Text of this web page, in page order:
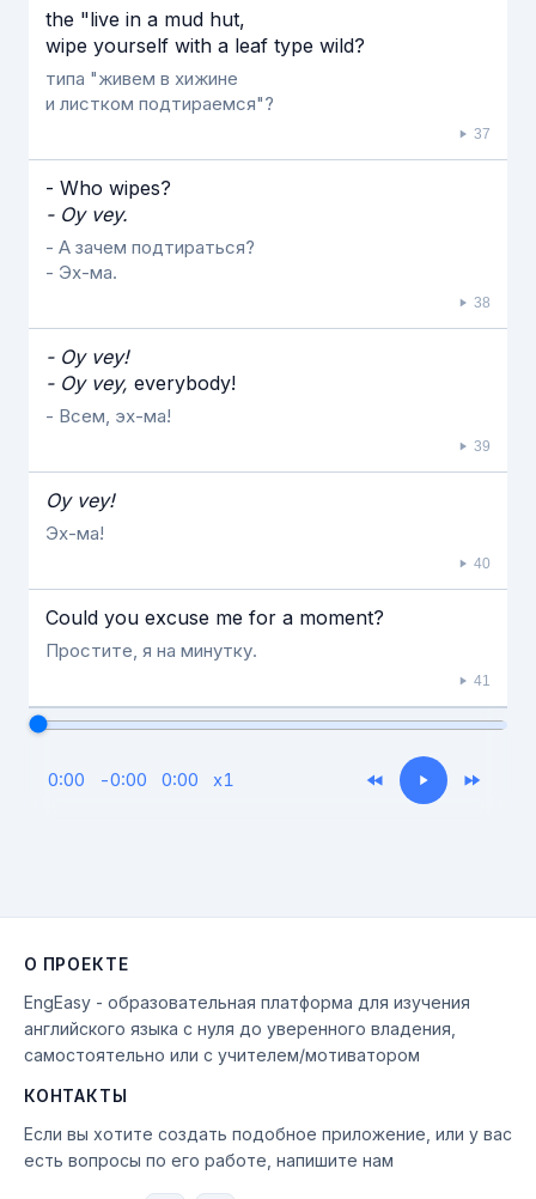
the "live in a mud hut,
wipe yourself with a leaf type wild?
типа "живем в хижине
и листком подтираемся"?
37
- Who wipes?
- Oy vey.
- А зачем подтираться?
- Эх-ма.
38
- Oy vey!
- Oy vey, everybody!
- Всем, эх-ма!
39
Oy vey!
Эх-ма!
40
Could you excuse me for a moment?
Простите, я на минутку.
41
0:00 -0:00 0:00 x1
О ПРОЕКТЕ
EngEasy - образовательная платформа для изучения
английского языка с нуля до уверенного владения,
самостоятельно или с учителем/мотиватором
КОНТАКТЫ
Если вы хотите создать подобное приложение, или у вас
есть вопросы по его работе, напишите нам